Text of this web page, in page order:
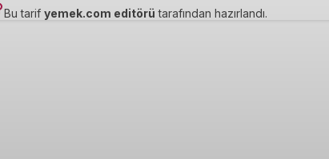
Bu tarif yemek.com editörü tarafından hazırlandı.